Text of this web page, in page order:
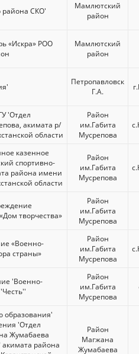
СКО'
Мамлютский
район
«Искра» РОО
Мамлютский
район
Петропавловск
Г.А.
'Отдел
акимата р/
области
Район
им.Габита
Мусрепова
казенное
спортивно-
района имени
области
Район
им.Габита
Мусрепова
творчества»
Район
им.Габита
Мусрепова
«Военно-
страны»
Район
им.Габита
Мусрепова
'Военно-
Район
им.Габита
Мусрепова
образования'
'Отдел
Жумабаева
акимата района
Район
Магжана
Жумабаева